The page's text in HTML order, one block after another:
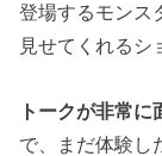
登場するモンス
見せてくれるシ
トークが非常
で、まだ体験し